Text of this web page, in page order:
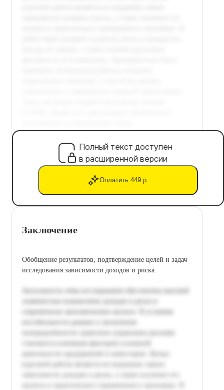
Полный текст доступен
в расширенной версии
Оплатить 449 р.
Заключение
Обобщение результатов, подтверждение целей и задач
исследования зависимости доходов и риска.